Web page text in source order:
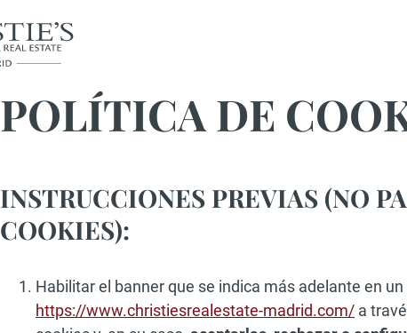
POLÍTICA DE
INSTRUCCIONES PREVIAS (NO
COOKIES):
Habilitar el banner que se indica más adelante en
https://www.christiesrealestate-madrid.com/ a